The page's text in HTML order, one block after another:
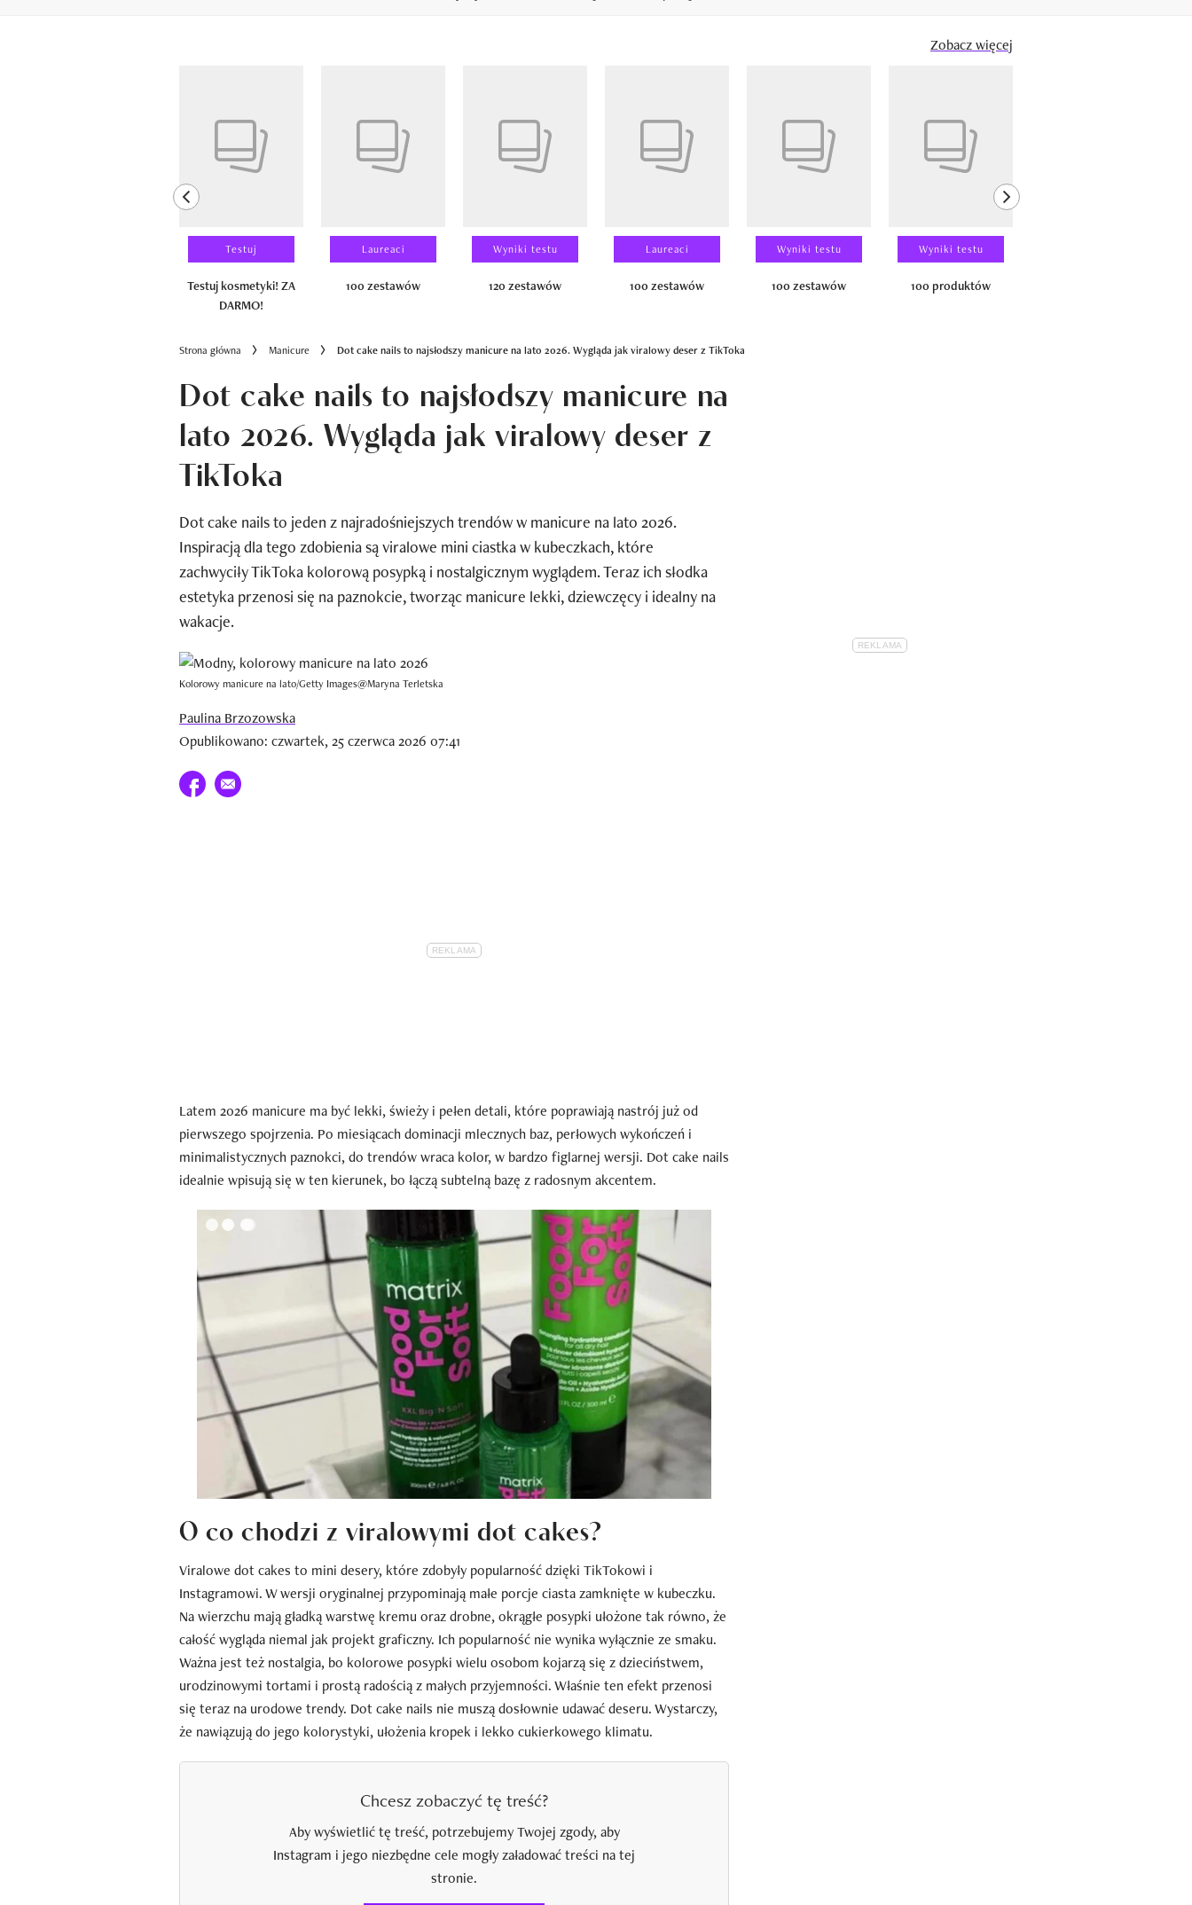
Zobacz więcej
previous element
Testuj
Testuj kosmetyki! ZA
DARMO!
Laureaci
100 zestawów
Wyniki testu
120 zestawów
Laureaci
100 zestawów
Wyniki testu
100 zestawów
Wyniki testu
100 produktów
next element
Strona główna Manicure Dot cake nails to najsłodszy manicure na lato 2026. Wygląda jak viralowy deser z TikToka
Dot cake nails to najsłodszy manicure na
lato 2026. Wygląda jak viralowy deser z
TikToka
Dot cake nails to jeden z najradośniejszych trendów w manicure na lato 2026.
Inspiracją dla tego zdobienia są viralowe mini ciastka w kubeczkach, które
zachwyciły TikToka kolorową posypką i nostalgicznym wyglądem. Teraz ich słodka
estetyka przenosi się na paznokcie, tworząc manicure lekki, dziewczęcy i idealny na
wakacje.
Kolorowy manicure na lato/Getty Images@Maryna Terletska
Paulina Brzozowska
Opublikowano: czwartek, 25 czerwca 2026 07:41
Udostępnij na facebook
E-mail do przyjaciela
Latem 2026 manicure ma być lekki, świeży i pełen detali, które poprawiają nastrój już od
pierwszego spojrzenia. Po miesiącach dominacji mlecznych baz, perłowych wykończeń i
minimalistycznych paznokci, do trendów wraca kolor, w bardzo figlarnej wersji. Dot cake nails
idealnie wpisują się w ten kierunek, bo łączą subtelną bazę z radosnym akcentem.
WSPÓŁPRACA REKLAMOWA
O co chodzi z viralowymi dot cakes?
Viralowe dot cakes to mini desery, które zdobyły popularność dzięki TikTokowi i
Instagramowi. W wersji oryginalnej przypominają małe porcje ciasta zamknięte w kubeczku.
Na wierzchu mają gładką warstwę kremu oraz drobne, okrągłe posypki ułożone tak równo, że
całość wygląda niemal jak projekt graficzny. Ich popularność nie wynika wyłącznie ze smaku.
Ważna jest też nostalgia, bo kolorowe posypki wielu osobom kojarzą się z dzieciństwem,
urodzinowymi tortami i prostą radością z małych przyjemności. Właśnie ten efekt przenosi
się teraz na urodowe trendy. Dot cake nails nie muszą dosłownie udawać deseru. Wystarczy,
że nawiązują do jego kolorystyki, ułożenia kropek i lekko cukierkowego klimatu.
Chcesz zobaczyć tę treść?
Aby wyświetlić tę treść, potrzebujemy Twojej zgody, aby
Instagram i jego niezbędne cele mogły załadować treści na tej
stronie.